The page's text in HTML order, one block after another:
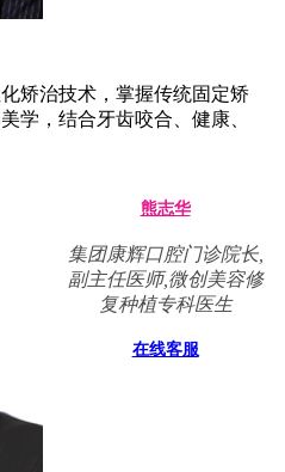
矫治技术，掌握传统固定矫
学，结合牙齿咬合、健康、
熊志华
集团康辉口腔门诊院长,
副主任医师,微创美容修
复种植专科医生
在线客服